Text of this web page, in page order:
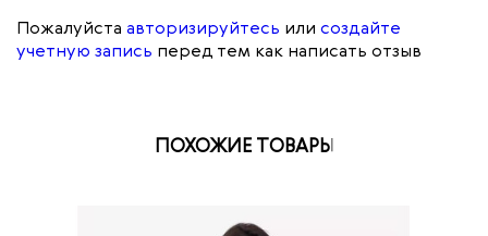
Пожалуйста авторизируйтесь или создайте
учетную запись перед тем как написать отзыв
ПОХОЖИЕ ТОВАРЫ